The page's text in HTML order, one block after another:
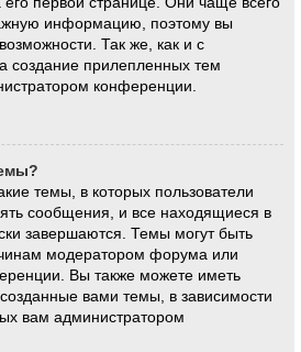
информацию, поэтому вы
Так же, как и с
создание прилепленных тем
конференции.
темы, в которых пользователи
сообщения, и все находящиеся в
завершаются. Темы могут быть
модератором форума или
Вы также можете иметь
вами темы, в зависимости
вам администратором